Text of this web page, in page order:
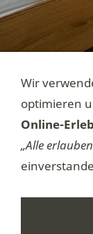
Impressum
Wir
optimieren
Online-
„Alle